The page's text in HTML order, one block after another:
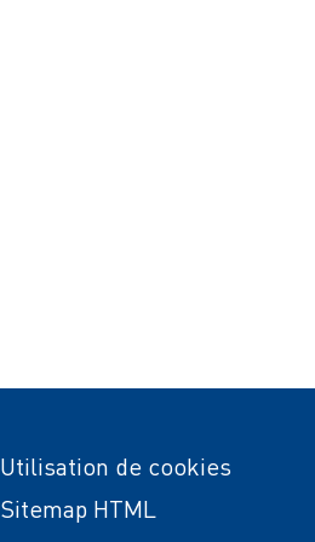
Footer
second
Utilisation de cookies
Sitemap HTML